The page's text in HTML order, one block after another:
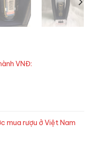
VNĐ:
mua rượu ở Việt Nam